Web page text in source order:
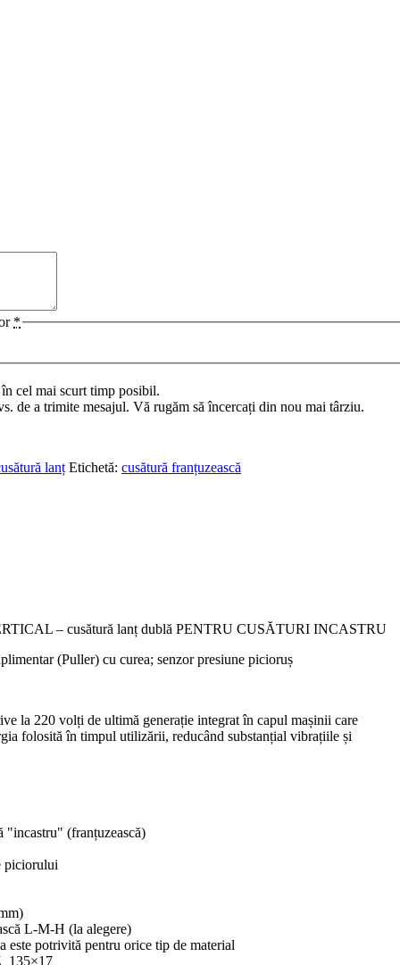
*
cel mai scurt timp posibil.
de a trimite mesajul. Vă rugăm să încercați din nou mai târziu.
lanț Etichetă: cusătură franțuzească
– cusătură lanț dublă PENTRU CUSĂTURI INCASTRU
(Puller) cu curea; senzor presiune picioruș
la 220 volți de ultimă generație integrat în capul mașinii care
folosită în timpul utilizării, reducând substanțial vibrațiile și
"incastru" (franțuzească)
piciorului
L-M-H (la alegere)
este potrivită pentru orice tip de material
135×17